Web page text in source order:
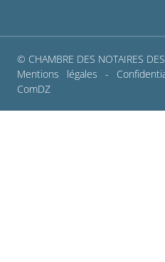
© CHAMBRE DES NOTAIRES
Mentions légales -
ComDZ